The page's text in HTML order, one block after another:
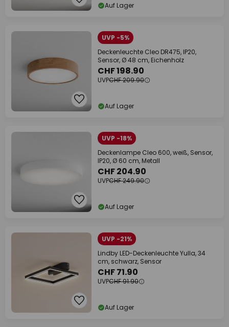
Auf Lager
UVP -5%
Deckenleuchte Cleo DR475, IP20,
Sensor, Ø 48 cm, Eichenholz
CHF 198.90
UVPCHF 209.90
Auf Lager
UVP -18%
Deckenlampe Cleo 600, weiß, Sensor,
IP20, Ø 60 cm, Metall
CHF 204.90
UVPCHF 249.90
Auf Lager
UVP -21%
Lindby LED-Deckenleuchte Yulla, 34
cm, schwarz, Sensor
CHF 71.90
UVPCHF 91.90
Auf Lager